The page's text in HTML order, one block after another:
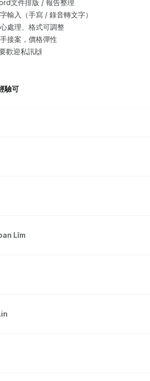
文件排版 / 報告整理
輸入（手寫 / 錄音轉文字）
處理、格式可調整
接案，價格彈性
歡迎私訊🙌
驗可
Lîm